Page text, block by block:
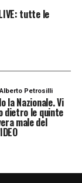
tutte le
Petrosilli
la Nazionale. Vi
dietro le quinte
male del